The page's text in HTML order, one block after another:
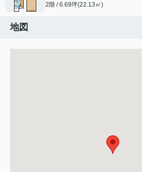
2階 / 6.69坪(22.13㎡)
地図